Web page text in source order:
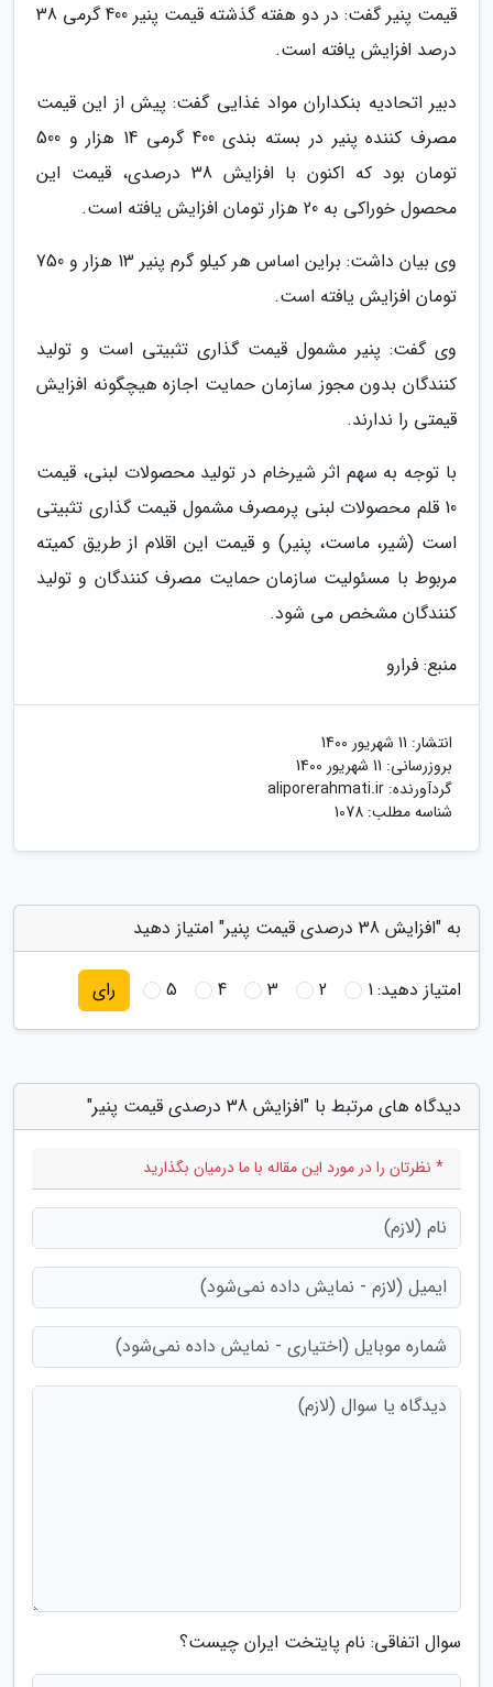
قیمت پنیر گفت: در دو هفته گذشته قیمت پنیر 400 گرمی 38
درصد افزایش یافته است.
دبیر اتحادیه بنکداران مواد غذایی گفت: پیش از این قیمت
مصرف کننده پنیر در بسته بندی 400 گرمی 14 هزار و 500
تومان بود که اکنون با افزایش 38 درصدی، قیمت این
محصول خوراکی به 20 هزار تومان افزایش یافته است.
وی بیان داشت: براین اساس هر کیلو گرم پنیر 13 هزار و 750
تومان افزایش یافته است.
وی گفت: پنیر مشمول قیمت گذاری تثبیتی است و تولید
کنندگان بدون مجوز سازمان حمایت اجازه هیچگونه افزایش
قیمتی را ندارند.
با توجه به سهم اثر شیرخام در تولید محصولات لبنی، قیمت
10 قلم محصولات لبنی پرمصرف مشمول قیمت گذاری تثبیتی
است (شیر، ماست، پنیر) و قیمت این اقلام از طریق کمیته
مربوط با مسئولیت سازمان حمایت مصرف کنندگان و تولید
کنندگان مشخص می شود.
منبع: فرارو
انتشار: 11 شهریور 1400
بروزرسانی: 11 شهریور 1400
گردآورنده: aliporerahmati.ir
شناسه مطلب: 1078
به "افزایش 38 درصدی قیمت پنیر" امتیاز دهید
امتیاز دهید:1
2
3
4
5 رای
دیدگاه های مرتبط با "افزایش 38 درصدی قیمت پنیر"
* نظرتان را در مورد این مقاله با ما درمیان بگذارید
سوال اتفاقی: نام پایتخت ایران چیست؟